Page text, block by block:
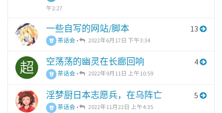
午2:27
一些自写的网站/脚本
茶话会 • 2022年6月17日 下午3:34
13
超 空荡荡的幽灵在长廊回响
茶话会 • 2022年9月11日 上午10:59
4
淫梦厨日本志愿兵，在乌阵亡
茶话会 • 2022年11月22日 上午4:35
5